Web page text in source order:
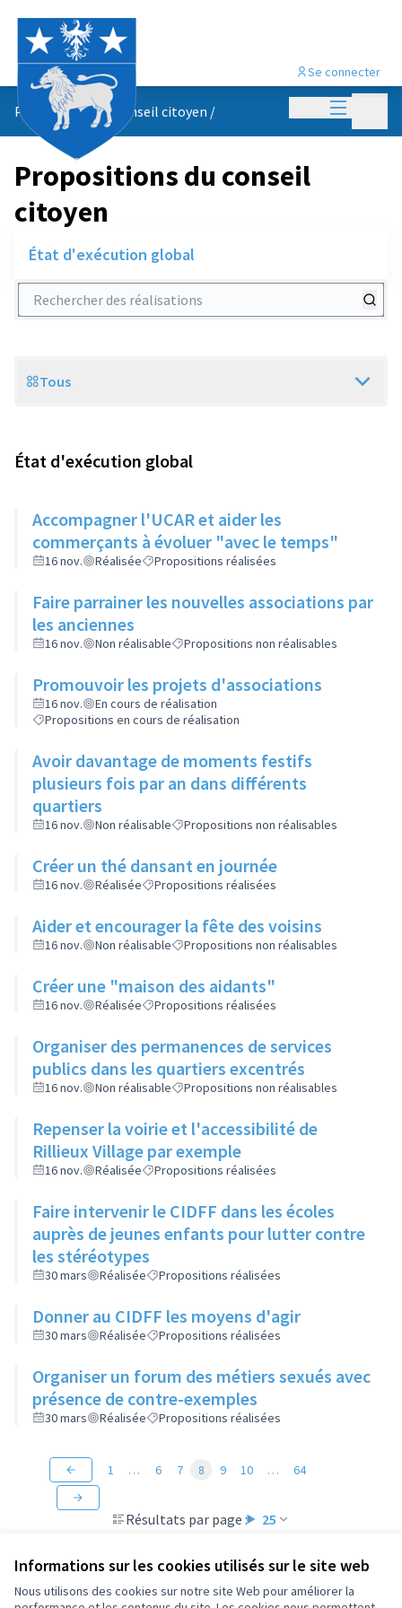
Informations sur les cookies utilisés sur le site web
Nous utilisons des cookies sur notre site Web pour améliorer la
Menu
Se connecter
Propositions du conseil citoyen /
Propositions du conseil
citoyen
État d'exécution global
Rechercher des réalisations
Scope
Tous
État d'exécution global
Accompagner l'UCAR et aider les
commerçants à évoluer "avec le temps"
16 nov. Réalisée Propositions réalisées
Faire parrainer les nouvelles associations par
les anciennes
16 nov. Non réalisable Propositions non réalisables
Promouvoir les projets d'associations
16 nov.
En cours de réalisation
Propositions en cours de réalisation
Avoir davantage de moments festifs
plusieurs fois par an dans différents
quartiers
16 nov. Non réalisable Propositions non réalisables
Créer un thé dansant en journée
16 nov. Réalisée Propositions réalisées
Aider et encourager la fête des voisins
16 nov. Non réalisable Propositions non réalisables
Créer une "maison des aidants"
16 nov. Réalisée Propositions réalisées
Organiser des permanences de services
publics dans les quartiers excentrés
16 nov. Non réalisable Propositions non réalisables
Repenser la voirie et l'accessibilité de
Rillieux Village par exemple
16 nov. Réalisée Propositions réalisées
Faire intervenir le CIDFF dans les écoles
auprès de jeunes enfants pour lutter contre
les stéréotypes
30 mars Réalisée Propositions réalisées
Donner au CIDFF les moyens d'agir
30 mars Réalisée Propositions réalisées
Organiser un forum des métiers sexués avec
présence de contre-exemples
30 mars Réalisée Propositions réalisées
Résultats par page : 25
1 … 6 7 8 9 10 … 64